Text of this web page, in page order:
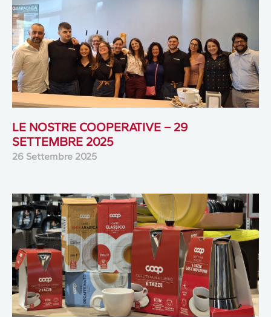
LE NOSTRE COOPERATIVE – 29
SETTEMBRE 2025
26 Settembre 2025